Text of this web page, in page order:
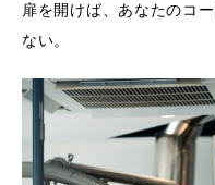
扉を開けば、あなたのコ
ない。